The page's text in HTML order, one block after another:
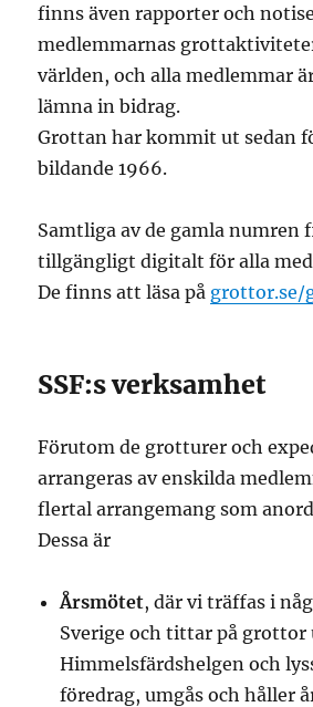
finns även rapporter och
medlemmarnas
världen, och alla medlemmar
lämna in bidrag.
Grottan har kommit ut sedan
bildande 1966.
Samtliga av de gamla numren
tillgängligt digitalt för alla
De finns att läsa på grottor.se/
SSF:s verksamhet
Förutom de grotturer och
arrangeras av enskilda
flertal arrangemang som
Dessa är
Årsmötet, där vi träffas i
Sverige och tittar på grottor
Himmelsfärdshelgen och
föredrag, umgås och håller